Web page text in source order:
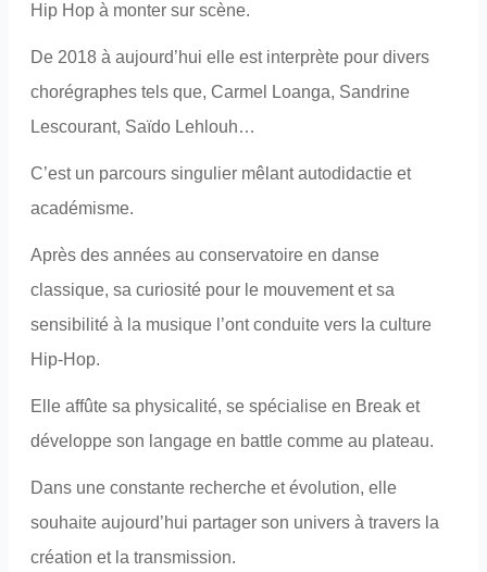
Hip Hop à monter sur scène.
De 2018 à aujourd’hui elle est interprète pour divers
chorégraphes tels que, Carmel Loanga, Sandrine
Lescourant, Saïdo Lehlouh…
C’est un parcours singulier mêlant autodidactie et
académisme.
Après des années au conservatoire en danse
classique, sa curiosité pour le mouvement et sa
sensibilité à la musique l’ont conduite vers la culture
Hip-Hop.
Elle affûte sa physicalité, se spécialise en Break et
développe son langage en battle comme au plateau.
Dans une constante recherche et évolution, elle
souhaite aujourd’hui partager son univers à travers la
création et la transmission.